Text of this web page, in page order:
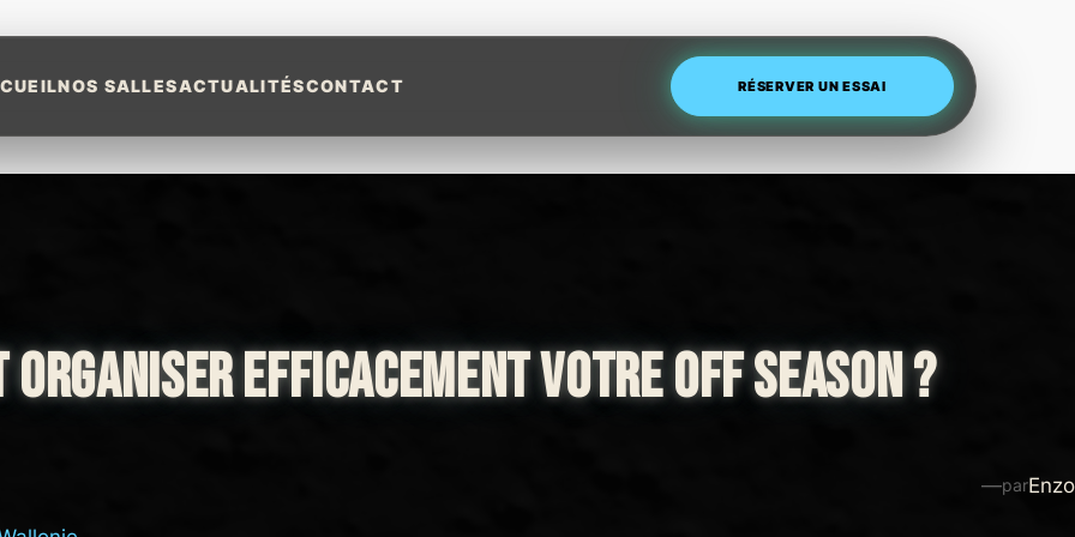
NOS SALLESACTUALITÉSCONTACT RÉSERVER UN ESSAI
EFFICACEMENT VOTRE OFF SEASON ?
—parEnzo